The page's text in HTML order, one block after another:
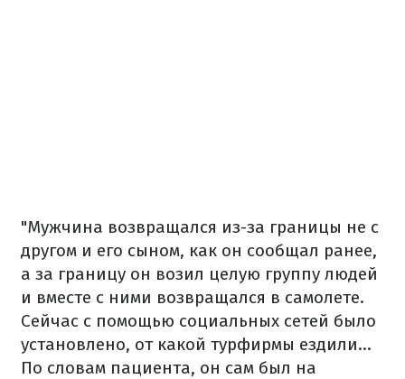
"Мужчина возвращался из-за границы не с
другом и его сыном, как он сообщал ранее,
а за границу он возил целую группу людей
и вместе с ними возвращался в самолете.
Сейчас с помощью социальных сетей было
установлено, от какой турфирмы ездили...
По словам пациента, он сам был на